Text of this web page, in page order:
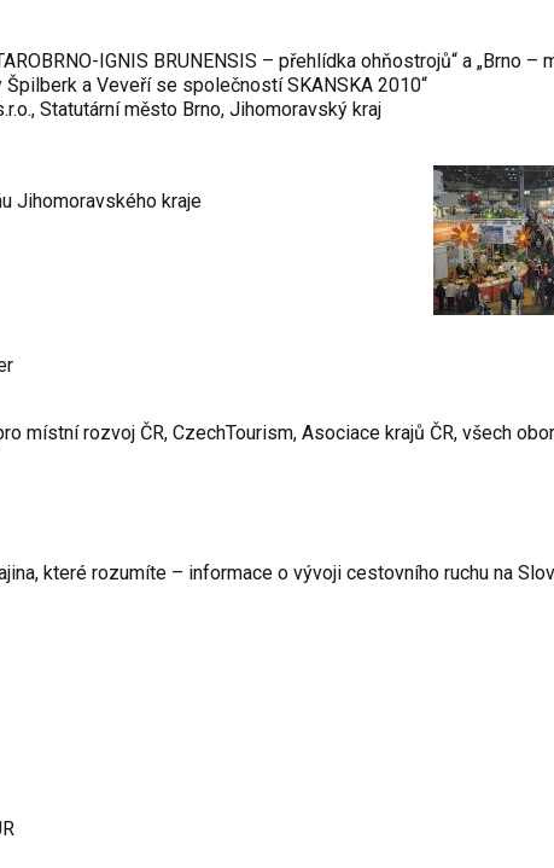
IGNIS BRUNENSIS – přehlídka ohňostrojů“ a „Brno –
a Veveří se společností SKANSKA 2010“
Statutární město Brno, Jihomoravský kraj
Jihomoravského kraje
místní rozvoj ČR, CzechTourism, Asociace krajů ČR, všech
které rozumíte – informace o vývoji cestovního ruchu na